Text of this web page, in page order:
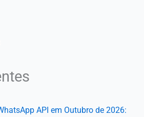
API em Outubro de 2026: